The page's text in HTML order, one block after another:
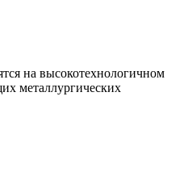
на высокотехнологичном
металлургических